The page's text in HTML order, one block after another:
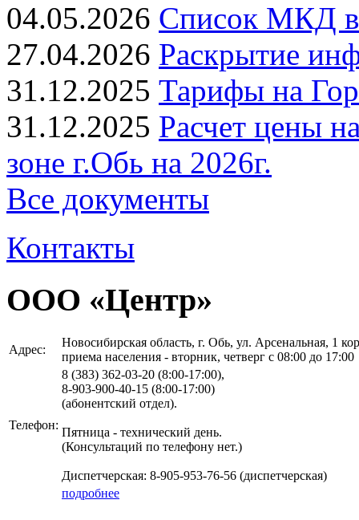
04.05.2026 Список МКД в
27.04.2026 Раскрытие
31.12.2025 Тарифы на
31.12.2025 Расчет цены
зоне г.Обь на 2026г.
Все документы
Контакты
ООО «Центр»
Адрес:
Новосибирская область, г. Обь, ул. Арсенальная, 1
приема населения - вторник, четверг с 08:00 до 17:00
Телефон:
8 (383) 362-03-20 (8:00-17:00),
8-903-900-40-15 (8:00-17:00)
(абонентский отдел).
Пятница - технический день.
(Консультаций по телефону нет.)
Диспетчерская: 8-905-953-76-56 (диспетчерская)
подробнее